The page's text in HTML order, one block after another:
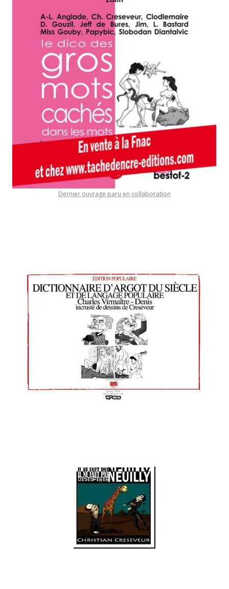
Dernier ouvrage paru en collaboration